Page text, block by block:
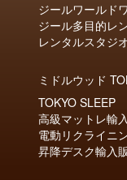
ジールワールド
ジール多目的レ
レンタルスタジ
ミドルウッド
TOKYO SLEEP
高級マットレ輸
電動リクライニ
昇降デスク輸入